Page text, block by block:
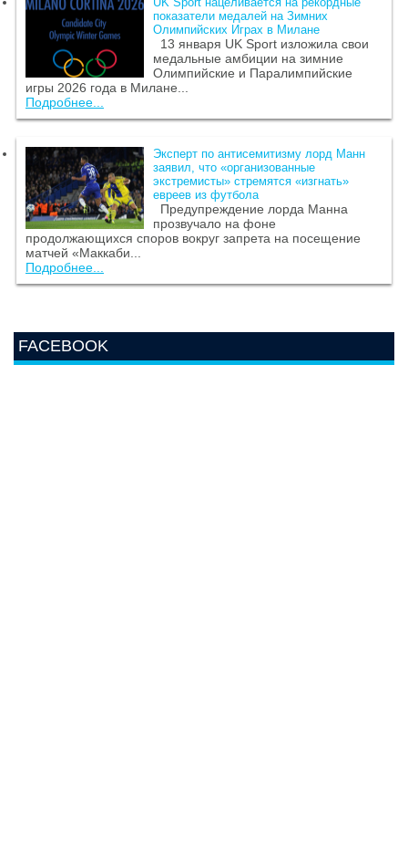
показатели медалей на Зимних
Олимпийских Играх в Милане
13 января UK Sport изложила свои
медальные амбиции на зимние
Олимпийские и Паралимпийские
игры 2026 года в Милане...
Подробнее...
Эксперт по антисемитизму лорд Манн
заявил, что «организованные
экстремисты» стремятся «изгнать»
евреев из футбола
Предупреждение лорда Манна
прозвучало на фоне
продолжающихся споров вокруг запрета на посещение
матчей «Маккаби...
Подробнее...
FACEBOOK